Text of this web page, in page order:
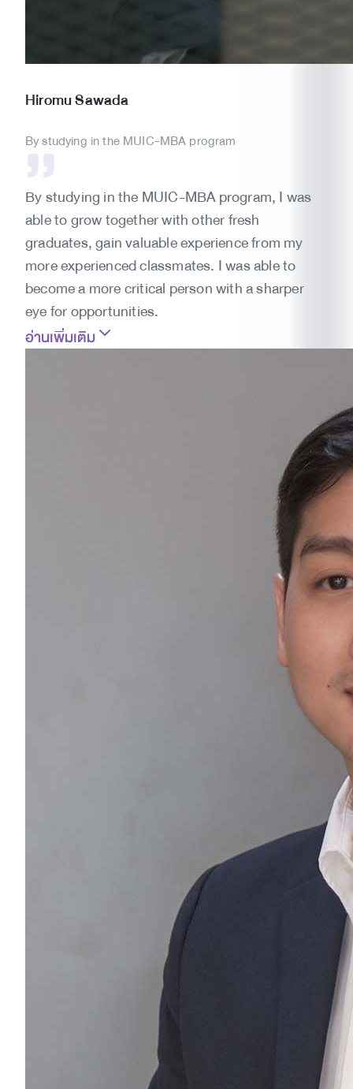
HiromuSawada
By studying in the MUIC-MBA program
By studying in the MUIC-MBA program, I was
able to grow together with other fresh
graduates, gain valuable experience from my
more experienced classmates. I was able to
become a more critical person with a sharper
eye for opportunities.
อ่านเพิ่มเติม